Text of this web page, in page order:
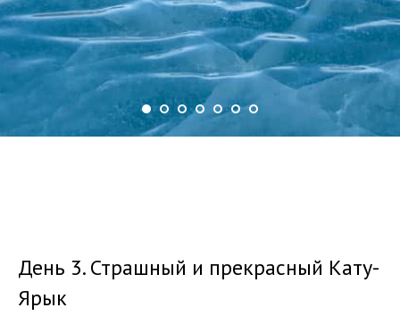
День 3. Страшный и прекрасный Кату-
Ярык